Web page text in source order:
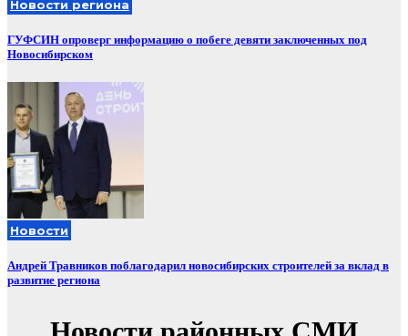
Новости региона
ГУФСИН опроверг информацию о побеге девяти заключенных под
Новосибирском
Новости
Андрей Травников поблагодарил новосибирских строителей за вклад в
развитие региона